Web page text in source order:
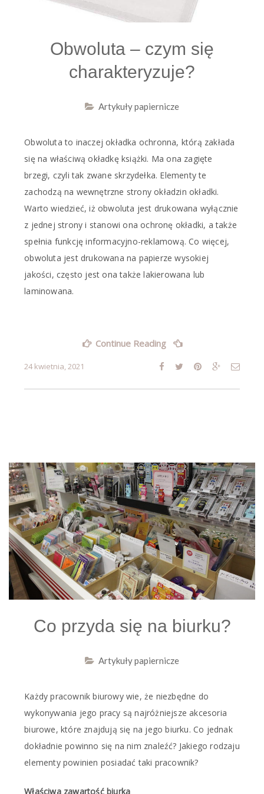
Obwoluta – czym się
charakteryzuje?
Artykuły papiernicze
Obwoluta to inaczej okładka ochronna, którą zakłada
się na właściwą okładkę książki. Ma ona zagięte
brzegi, czyli tak zwane skrzydełka. Elementy te
zachodzą na wewnętrzne strony okładzin okładki.
Warto wiedzieć, iż obwoluta jest drukowana wyłącznie
z jednej strony i stanowi ona ochronę okładki, a także
spełnia funkcję informacyjno-reklamową. Co więcej,
obwoluta jest drukowana na papierze wysokiej
jakości, często jest ona także lakierowana lub
laminowana.
Continue Reading „Obwoluta
czym
się
24 kwietnia, 2021
Co przyda się na biurku?
Artykuły papiernicze
Każdy pracownik biurowy wie, że niezbędne do
wykonywania jego pracy są najróżniejsze akcesoria
biurowe, które znajdują się na jego biurku. Co jednak
dokładnie powinno się na nim znaleźć? Jakiego rodzaju
elementy powinien posiadać taki pracownik?
Właściwa zawartość biurka